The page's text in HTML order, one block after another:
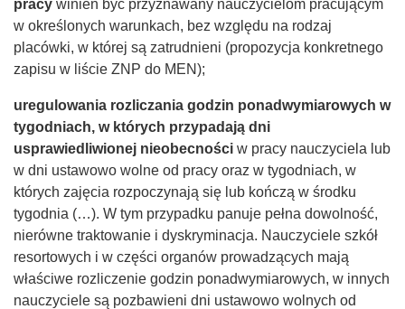
pracy winien być przyznawany nauczycielom pracującym
w określonych warunkach, bez względu na rodzaj
placówki, w której są zatrudnieni (propozycja konkretnego
zapisu w liście ZNP do MEN);
uregulowania rozliczania godzin ponadwymiarowych w
tygodniach, w których przypadają dni
usprawiedliwionej nieobecności w pracy nauczyciela lub
w dni ustawowo wolne od pracy oraz w tygodniach, w
których zajęcia rozpoczynają się lub kończą w środku
tygodnia (…). W tym przypadku panuje pełna dowolność,
nierówne traktowanie i dyskryminacja. Nauczyciele szkół
resortowych i w części organów prowadzących mają
właściwe rozliczenie godzin ponadwymiarowych, w innych
nauczyciele są pozbawieni dni ustawowo wolnych od